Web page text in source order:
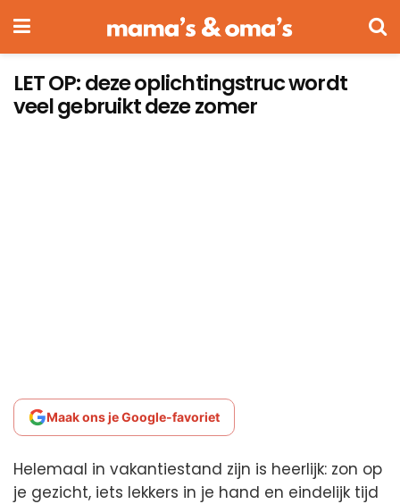
LET OP: deze oplichtingstruc wordt
veel gebruikt deze zomer
Maak ons je Google-favoriet
Helemaal in vakantiestand zijn is heerlijk: zon op
je gezicht, iets lekkers in je hand en eindelijk tijd